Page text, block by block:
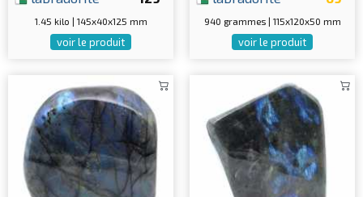
1.45 kilo | 145x40x125 mm
voir le produit
940 grammes | 115x120x50 mm
voir le produit